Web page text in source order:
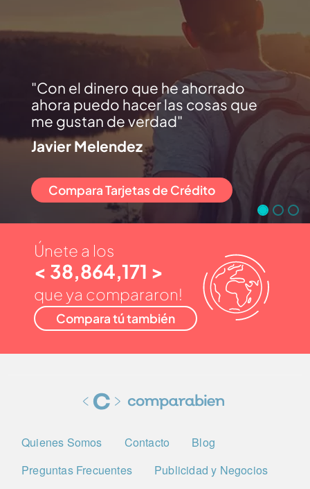
Con el dinero que he ahorrado
ahora puedo hacer las cosas que
me gustan de verdad
Javier Melendez
Compara Tarjetas de Crédito
Únete a los
< 38,864,171 >
que ya compararon!
Compara tú también
Quienes Somos Contacto
Blog
Preguntas Frecuentes
Publicidad y Negocios